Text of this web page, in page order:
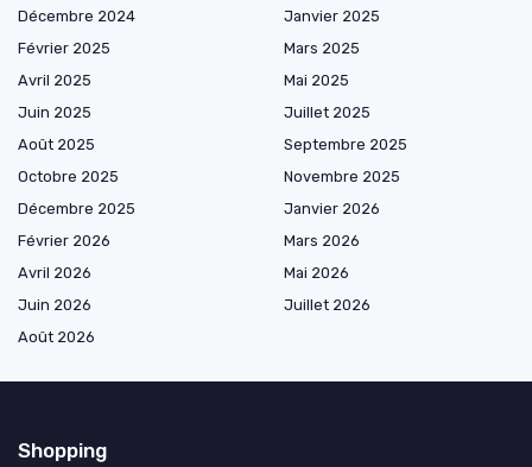
Décembre 2024
Janvier 2025
Février 2025
Mars 2025
Avril 2025
Mai 2025
Juin 2025
Juillet 2025
Août 2025
Septembre 2025
Octobre 2025
Novembre 2025
Décembre 2025
Janvier 2026
Février 2026
Mars 2026
Avril 2026
Mai 2026
Juin 2026
Juillet 2026
Août 2026
Shopping